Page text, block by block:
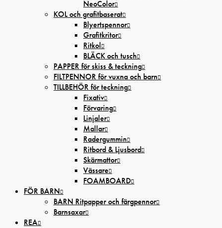
NeoColor
KOL och grafitbaserat
Blyertspennor
Grafitkritor
Ritkol
BLÄCK och tusch
PAPPER för skiss & teckning
FILTPENNOR för vuxna och barn
TILLBEHÖR för teckning
Fixativ
Förvaring
Linjaler
Mallar
Radergummin
Ritbord & Ljusbord
Skärmattor
Vässare
FOAMBOARD
FÖR BARN
BARN Ritpapper och färgpennor
Barnsaxar
REA